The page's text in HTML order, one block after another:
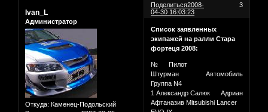
Поделиться 3
2008-
04-30 16:03:23
Ivan_L
Администратор
Откуда: Каменец-Подольский
Список заявленных
экипажей на ралли Стара
фортеця 2008:
№ Пилот
Штурман Автомобиль
Группа N4
1 Александр Салюк Адриан
Афтаназив Mitsubishi Lancer